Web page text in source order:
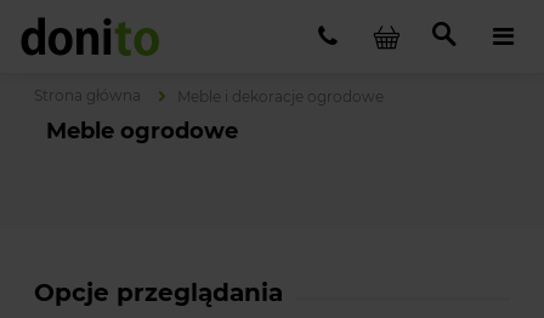
Strona główna Meble i dekoracje ogrodowe
Meble ogrodowe
Opcje przeglądania